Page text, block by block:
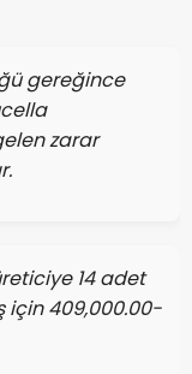
gereğince
zarar
14 adet
için 409,000.00-